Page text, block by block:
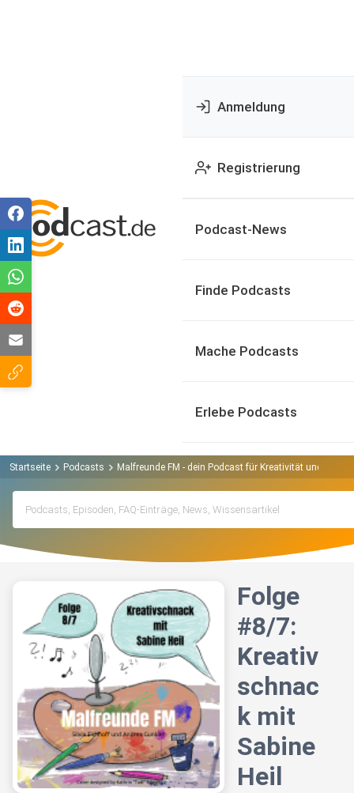
Anmeldung
Registrierung
Podcast-News
Finde Podcasts
Mache Podcasts
Erlebe Podcasts
Startseite Podcasts Malfreunde FM - dein Podcast für Kreativität und
Folge
#8/7:
Kreativ
schnac
k mit
Sabine
Heil